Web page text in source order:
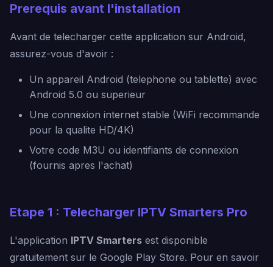
Prerequis avant l'installation
Avant de telecharger cette application sur Android,
assurez-vous d'avoir :
Un appareil Android (telephone ou tablette) avec
Android 5.0 ou superieur
Une connexion internet stable (WiFi recommande
pour la qualite HD/4K)
Votre code M3U ou identifiants de connexion
(fournis apres l'achat)
Etape 1 : Telecharger IPTV Smarters Pro
L'application IPTV Smarters est disponible
gratuitement sur le Google Play Store. Pour en savoir